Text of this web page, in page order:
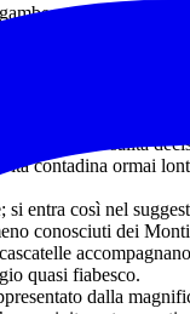
e altre che si
alla seconda
segrete e antichi
seguendo per un
muschi e rocce
affronta una salita
contadina ormai
entra così nel
conosciuti dei
quasi fiabesco.
dalla